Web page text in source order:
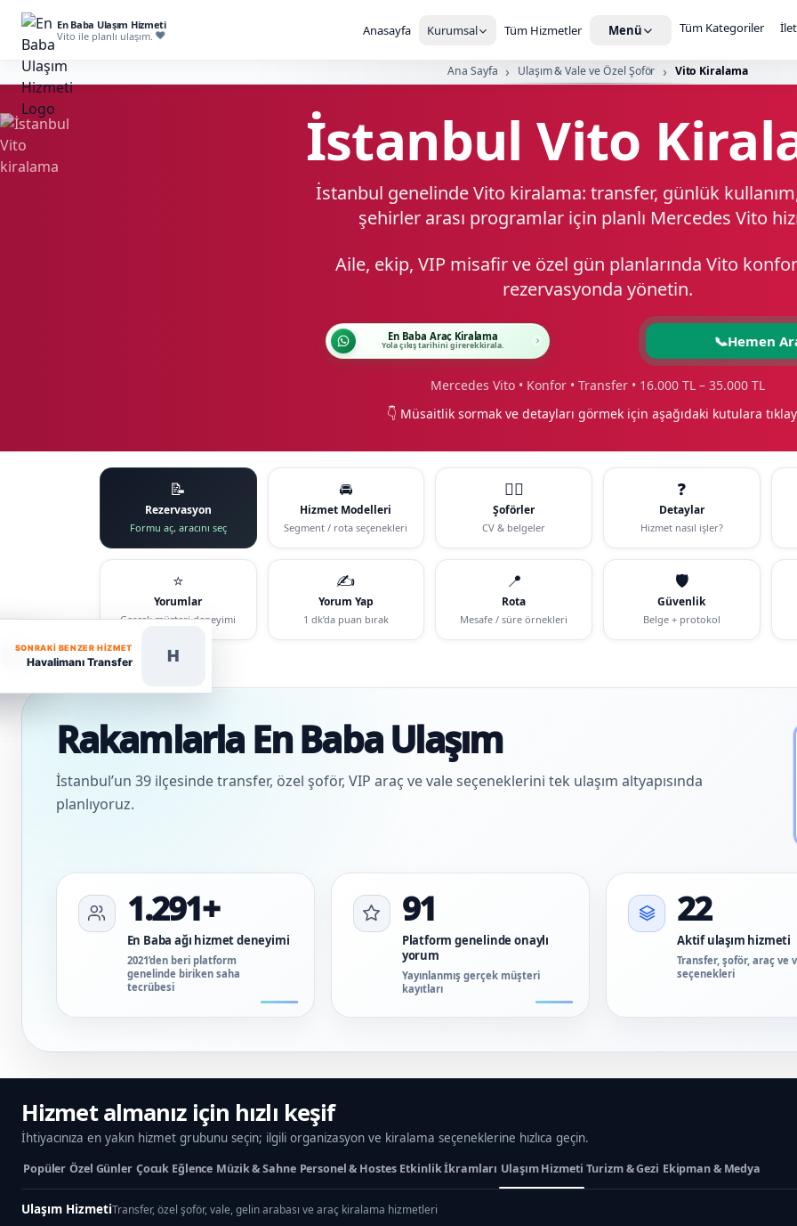
En Baba Ulaşım Hizmeti
Vito ile planlı ulaşım.
Anasayfa Kurumsal Tüm Hizmetler Menü Tüm Kategoriler
Ana Sayfa Ulaşım & Vale ve Özel Şoför Vito Kiralama
İstanbul Vito
İstanbul genelinde Vito kiralama: transfer, günlük
şehirler arası programlar için planlı Mercedes Vito
Aile, ekip, VIP misafir ve özel gün planlarında Vito
rezervasyonda yönetin.
En Baba Araç Kiralama
Yola çıkış tarihini girerek kirala. 📞Hemen
Mercedes Vito • Konfor • Transfer • 16.000 TL – 35.000 TL
👇 Müsaitlik sormak ve detayları görmek için aşağıdaki kutulara
📝
Rezervasyon
Formu aç, aracını seç
🚘
Hizmet Modelleri
Segment / rota seçenekleri
🧑‍✈️
Şoförler
CV & belgeler
❓
Detaylar
Hizmet nasıl işler?
⭐
Yorumlar
Gerçek müşteri deneyimi
✍️
Yorum Yap
1 dk’da puan bırak
📍
Rota
Mesafe / süre örnekleri
🛡️
Güvenlik
Belge + protokol
SONRAKI BENZER HIZMET
Havalimanı Transfer H
Rakamlarla En Baba Ulaşım
İstanbul’un 39 ilçesinde transfer, özel şoför, VIP araç ve vale seçeneklerini tek ulaşım altyapısında
planlıyoruz.
1.291+
En Baba ağı hizmet deneyimi
2021’den beri platform
genelinde biriken saha
tecrübesi
91
Platform genelinde onaylı
yorum
Yayınlanmış gerçek müşteri
kayıtları
22
Aktif ulaşım hizmeti
Transfer, şoför, araç ve
seçenekleri
Hizmet almanız için hızlı keşif
İhtiyacınıza en yakın hizmet grubunu seçin; ilgili organizasyon ve kiralama seçeneklerine hızlıca geçin.
Popüler Özel Günler Çocuk Eğlence Müzik & Sahne Personel & Hostes Etkinlik İkramları Ulaşım Hizmeti Turizm & Gezi Ekipman & Medya
Ulaşım HizmetiTransfer, özel şoför, vale, gelin arabası ve araç kiralama hizmetleri